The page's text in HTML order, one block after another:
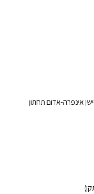
אינפרה-אדום תחתון